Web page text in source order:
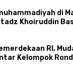
di
Khoiruddin
RI,
Kelompok